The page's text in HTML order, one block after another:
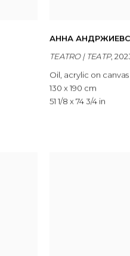
АННА
TEATRO | ТЕАТР,
Oil, acrylic on
130 x 190 cm
51 1/8 x 74 3/4 in